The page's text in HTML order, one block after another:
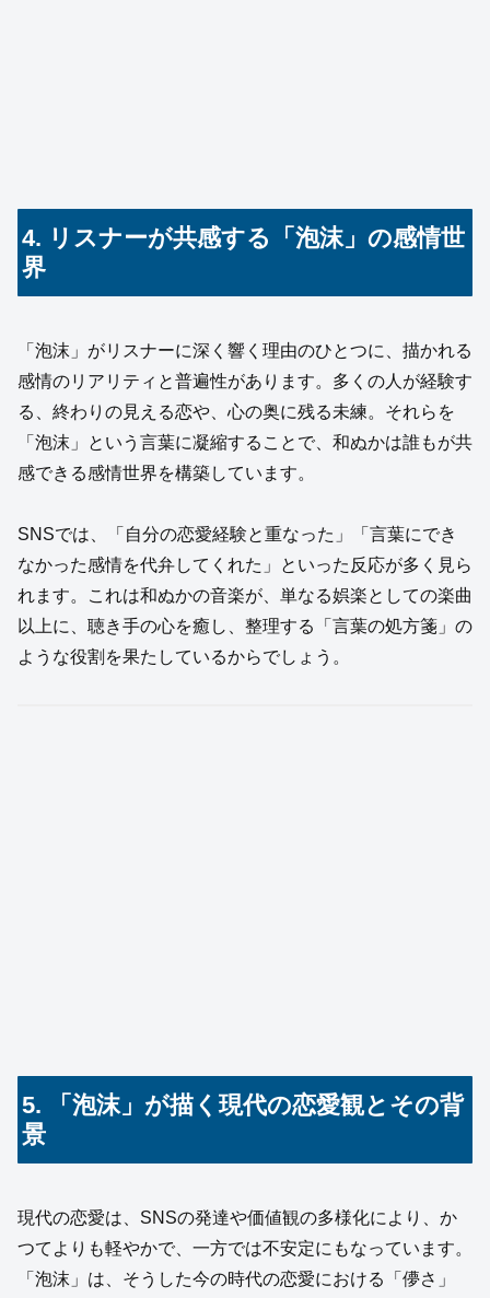
4. リスナーが共感する「泡沫」の感情世
界
「泡沫」がリスナーに深く響く理由のひとつに、描かれる
感情のリアリティと普遍性があります。多くの人が経験す
る、終わりの見える恋や、心の奥に残る未練。それらを
「泡沫」という言葉に凝縮することで、和ぬかは誰もが共
感できる感情世界を構築しています。
SNSでは、「自分の恋愛経験と重なった」「言葉にでき
なかった感情を代弁してくれた」といった反応が多く見ら
れます。これは和ぬかの音楽が、単なる娯楽としての楽曲
以上に、聴き手の心を癒し、整理する「言葉の処方箋」の
ような役割を果たしているからでしょう。
5. 「泡沫」が描く現代の恋愛観とその背
景
現代の恋愛は、SNSの発達や価値観の多様化により、か
つてよりも軽やかで、一方では不安定にもなっています。
「泡沫」は、そうした今の時代の恋愛における「儚さ」